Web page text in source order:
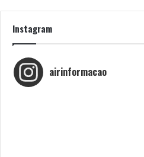
Instagram
airinformacao